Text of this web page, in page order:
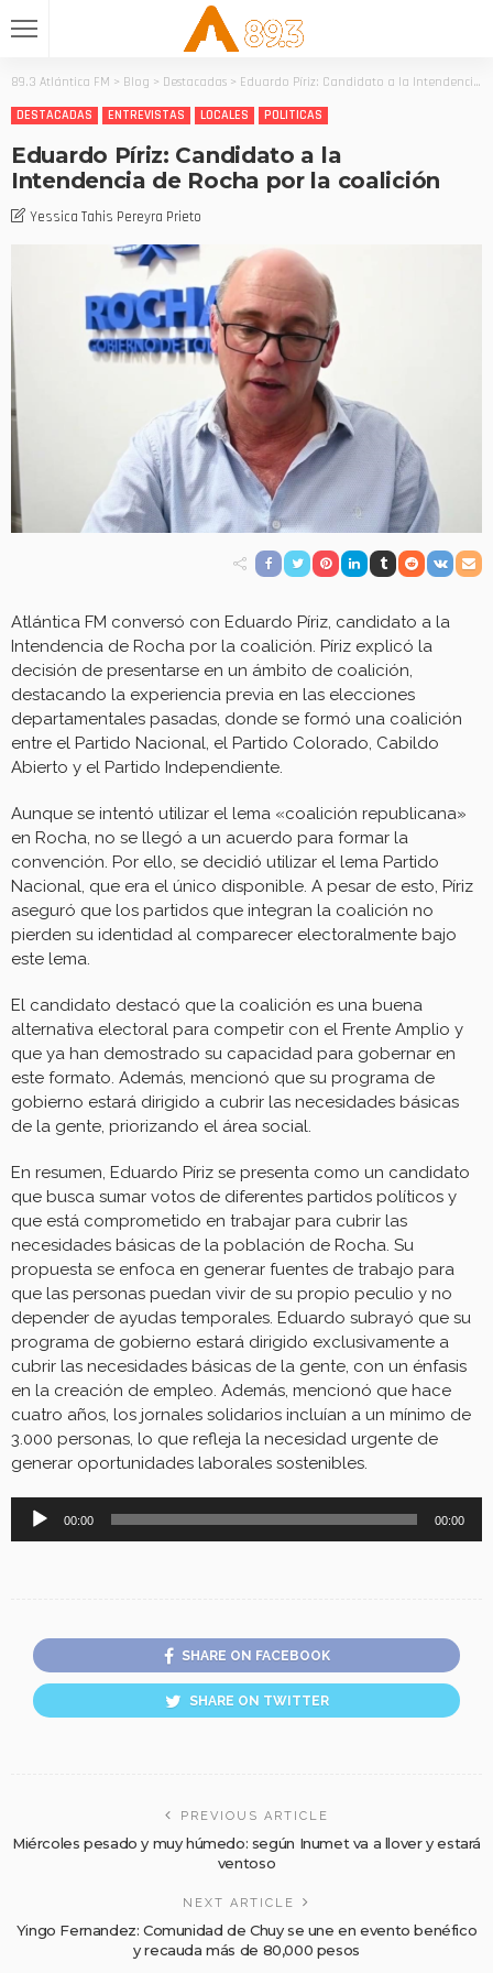
89.3 Atlántica FM > Blog > Destacadas > Eduardo Píriz: Candidato a la Intendencia de Rocha por la coalición
DESTACADAS
ENTREVISTAS LOCALES POLITICAS
Eduardo Píriz: Candidato a la
Intendencia de Rocha por la coalición
Yessica Tahis Pereyra Prieto
Atlántica FM conversó con Eduardo Píriz, candidato a la
Intendencia de Rocha por la coalición. Píriz explicó la
decisión de presentarse en un ámbito de coalición,
destacando la experiencia previa en las elecciones
departamentales pasadas, donde se formó una coalición
entre el Partido Nacional, el Partido Colorado, Cabildo
Abierto y el Partido Independiente.
Aunque se intentó utilizar el lema «coalición republicana»
en Rocha, no se llegó a un acuerdo para formar la
convención. Por ello, se decidió utilizar el lema Partido
Nacional, que era el único disponible. A pesar de esto, Píriz
aseguró que los partidos que integran la coalición no
pierden su identidad al comparecer electoralmente bajo
este lema.
El candidato destacó que la coalición es una buena
alternativa electoral para competir con el Frente Amplio y
que ya han demostrado su capacidad para gobernar en
este formato. Además, mencionó que su programa de
gobierno estará dirigido a cubrir las necesidades básicas
de la gente, priorizando el área social.
En resumen, Eduardo Píriz se presenta como un candidato
que busca sumar votos de diferentes partidos políticos y
que está comprometido en trabajar para cubrir las
necesidades básicas de la población de Rocha. Su
propuesta se enfoca en generar fuentes de trabajo para
que las personas puedan vivir de su propio peculio y no
depender de ayudas temporales. Eduardo subrayó que su
programa de gobierno estará dirigido exclusivamente a
cubrir las necesidades básicas de la gente, con un énfasis
en la creación de empleo. Además, mencionó que hace
cuatro años, los jornales solidarios incluían a un mínimo de
3.000 personas, lo que refleja la necesidad urgente de
generar oportunidades laborales sostenibles.
Reproductor
00:00 00:00
SHARE ON FACEBOOK
SHARE ON TWITTER
PREVIOUS ARTICLE
Miércoles pesado y muy húmedo: según Inumet va a llover y estará
ventoso
NEXT ARTICLE
Yingo Fernandez: Comunidad de Chuy se une en evento benéfico
y recauda más de 80,000 pesos